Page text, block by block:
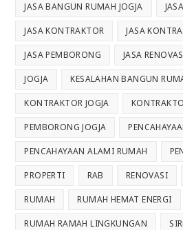
JASA BANGUN RUMAH JOGJA
JASA KONTRAKTOR JASA
JASA PEMBORONG JASA
JOGJA KESALAHAN BANGUN
KONTRAKTOR JOGJA
PEMBORONG JOGJA
PENCAHAYAAN ALAMI RUMAH
PROPERTI RAB RENOVASI
RUMAH RUMAH HEMAT ENERGI
RUMAH RAMAH LINGKUNGAN